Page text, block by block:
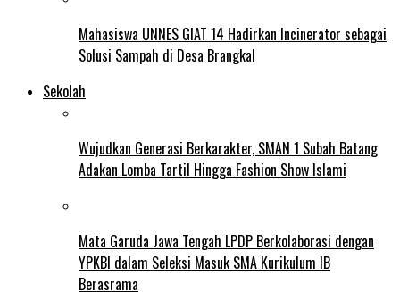
Mahasiswa UNNES GIAT 14 Hadirkan Incinerator sebagai
Solusi Sampah di Desa Brangkal
Sekolah
Wujudkan Generasi Berkarakter, SMAN 1 Subah Batang
Adakan Lomba Tartil Hingga Fashion Show Islami
Mata Garuda Jawa Tengah LPDP Berkolaborasi dengan
YPKBI dalam Seleksi Masuk SMA Kurikulum IB
Berasrama